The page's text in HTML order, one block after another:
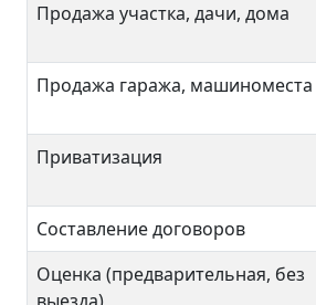
Продажа участка, дачи, дома
Продажа гаража, машиноместа
Приватизация
Составление договоров
Оценка (предварительная, без